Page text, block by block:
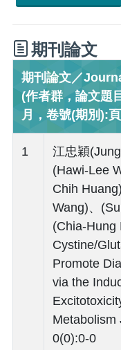
期刊論文
期刊論文／
(作者群，論文題
月，卷號(期別):
1
江忠穎
(Hawi-Lee
Chih
Wang)、
(Chia-Hung
Cystine/
Promote
via the
Metabolism
0(0):0-0